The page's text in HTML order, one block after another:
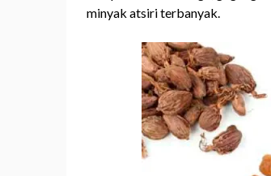
minyak atsiri terbanyak.